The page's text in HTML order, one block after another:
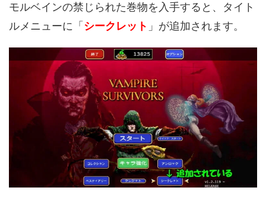
モルベインの禁じられた巻物を入手すると、タイト
ルメニューに「 シークレット 」が追加されます。